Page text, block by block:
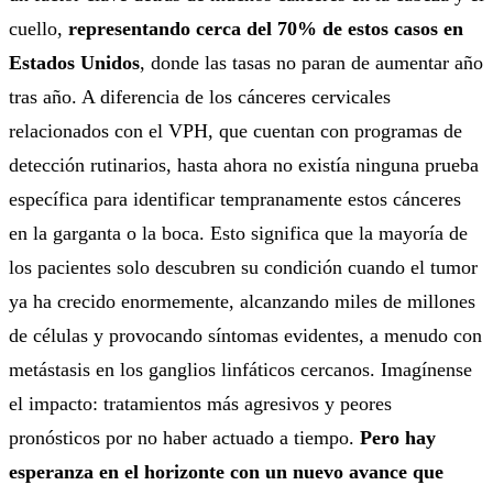
cuello, representando cerca del 70% de estos casos en
Estados Unidos, donde las tasas no paran de aumentar año
tras año. A diferencia de los cánceres cervicales
relacionados con el VPH, que cuentan con programas de
detección rutinarios, hasta ahora no existía ninguna prueba
específica para identificar tempranamente estos cánceres
en la garganta o la boca. Esto significa que la mayoría de
los pacientes solo descubren su condición cuando el tumor
ya ha crecido enormemente, alcanzando miles de millones
de células y provocando síntomas evidentes, a menudo con
metástasis en los ganglios linfáticos cercanos. Imagínense
el impacto: tratamientos más agresivos y peores
pronósticos por no haber actuado a tiempo. Pero hay
esperanza en el horizonte con un nuevo avance que